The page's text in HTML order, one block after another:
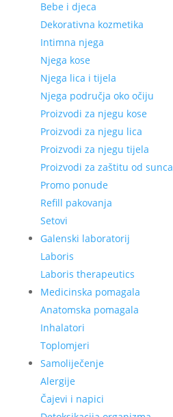
Bebe i djeca
Dekorativna kozmetika
Intimna njega
Njega kose
Njega lica i tijela
Njega područja oko očiju
Proizvodi za njegu kose
Proizvodi za njegu lica
Proizvodi za njegu tijela
Proizvodi za zaštitu od sunca
Promo ponude
Refill pakovanja
Setovi
Galenski laboratorij
Laboris
Laboris therapeutics
Medicinska pomagala
Anatomska pomagala
Inhalatori
Toplomjeri
Samoliječenje
Alergije
Čajevi i napici